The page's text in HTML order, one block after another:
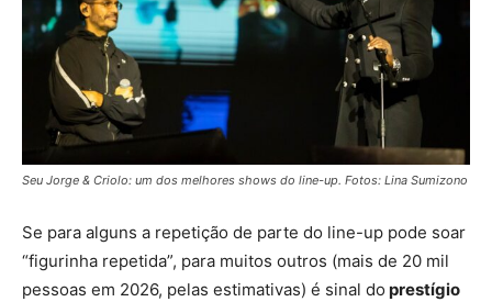
Seu Jorge & Criolo: um dos melhores shows do line-up. Fotos: Lina Sumizono
Se para alguns a repetição de parte do line-up pode soar
“figurinha repetida”, para muitos outros (mais de 20 mil
pessoas em 2026, pelas estimativas) é sinal do prestígio